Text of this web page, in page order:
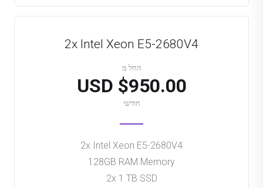
2x Intel Xeon E5-2680V4
החל מ
$950.00 USD
חודשי
2x Intel Xeon E5-2680V4
128GB RAM Memory
2x 1 TB SSD